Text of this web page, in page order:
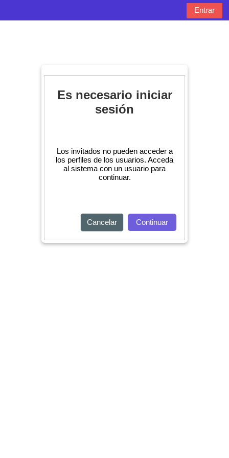
Entrar
Es necesario iniciar
sesión
Los invitados no pueden acceder a
los perfiles de los usuarios. Acceda
al sistema con un usuario para
continuar.
Cancelar Continuar